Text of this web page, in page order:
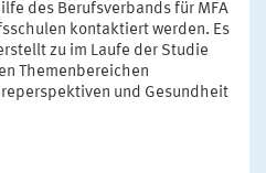
des Berufsverbands für MFA
kontaktiert werden. Es
zu im Laufe der Studie
Themenbereichen
und Gesundheit